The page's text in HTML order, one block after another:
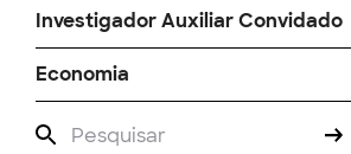
Investigador Auxiliar Convidado
Economia